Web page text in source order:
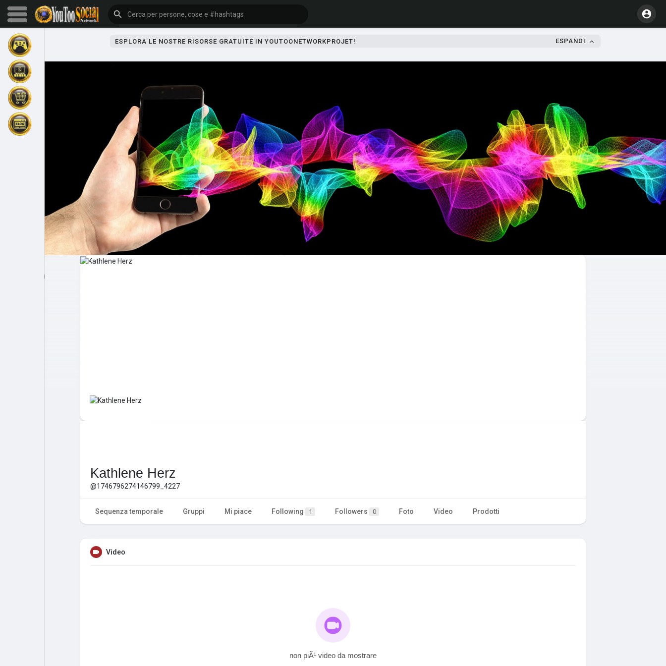
Sfoglia gli eventi
Esplorare
Post popolari Giochi
ESPLORA LE NOSTRE RISORSE GRATUITE IN YOUTOONETWORKPROJET! ESPANDI
Kathlene Herz
@1746796274146799_4227
Sequenza temporale Gruppi Mi piace Following 1 Followers 0 Foto Video Prodotti
Video
non piÃ¹ video da mostrare